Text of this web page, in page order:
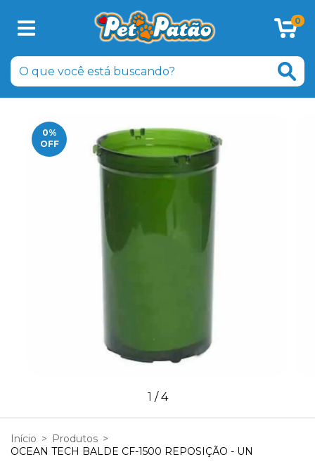
0
0%
OFF
1 /4
Início > Produtos >
OCEAN TECH BALDE CF-1500 REPOSIÇÃO - UN